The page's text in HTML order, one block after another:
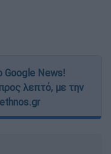
Google News!
λεπτό, με την